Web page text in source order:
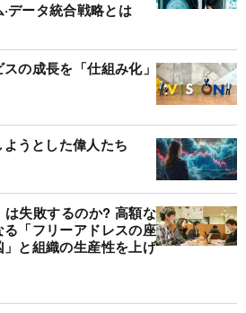
データ統合戦略とは
の成長を「仕組み化」
うとした偉人たち
失敗するのか? 高額な
「フリーアドレスの座
と組織の生産性を上げ